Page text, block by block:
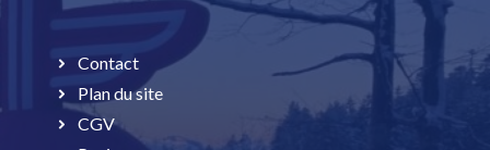
Contact
Plan du site
CGV